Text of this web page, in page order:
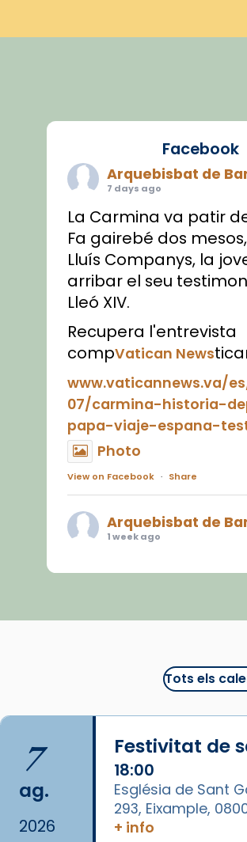
Facebook
Arquebisbat de
7 days ago
La Carmina va patir
Fa gairebé dos
Lluís Companys, la
arribar el seu
Lleó XIV.
Recupera l'entrevista
compVatican News
www.vaticannews.va/
07/carmina-historia-
papa-viaje-espana-
Photo
View on Facebook · Share
Arquebisbat de
1 week ago
juliol la missa de Les
📸 J. Merino
Photo
View on Facebook · Share
Tots els
7
ag.
2026
Festivitat de
18:00
Església de Sant
293, Eixample,
+ info